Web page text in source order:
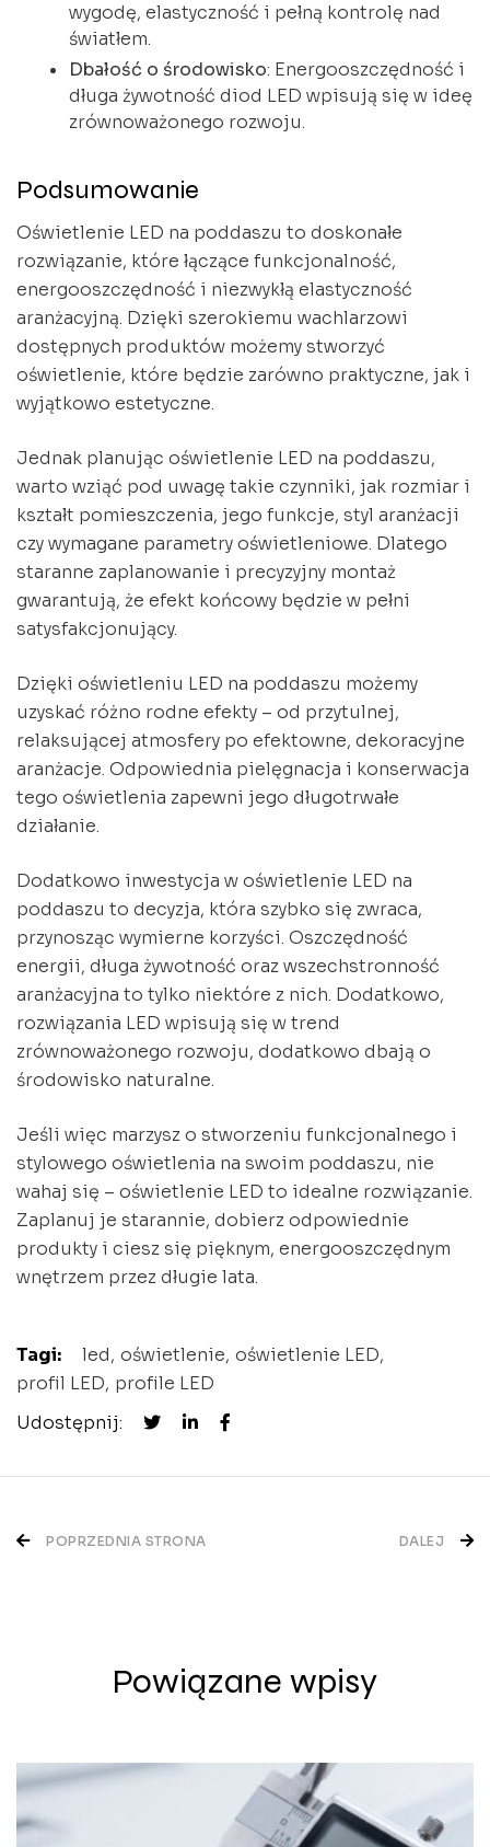
wygodę, elastyczność i pełną kontrolę nad
światłem.
Dbałość o środowisko: Energooszczędność i
długa żywotność diod LED wpisują się w ideę
zrównoważonego rozwoju.
Podsumowanie
Oświetlenie LED na poddaszu to doskonałe
rozwiązanie, które łączące funkcjonalność,
energooszczędność i niezwykłą elastyczność
aranżacyjną. Dzięki szerokiemu wachlarzowi
dostępnych produktów możemy stworzyć
oświetlenie, które będzie zarówno praktyczne, jak i
wyjątkowo estetyczne.
Jednak planując oświetlenie LED na poddaszu,
warto wziąć pod uwagę takie czynniki, jak rozmiar i
kształt pomieszczenia, jego funkcje, styl aranżacji
czy wymagane parametry oświetleniowe. Dlatego
staranne zaplanowanie i precyzyjny montaż
gwarantują, że efekt końcowy będzie w pełni
satysfakcjonujący.
Dzięki oświetleniu LED na poddaszu możemy
uzyskać różno rodne efekty – od przytulnej,
relaksującej atmosfery po efektowne, dekoracyjne
aranżacje. Odpowiednia pielęgnacja i konserwacja
tego oświetlenia zapewni jego długotrwałe
działanie.
Dodatkowo inwestycja w oświetlenie LED na
poddaszu to decyzja, która szybko się zwraca,
przynosząc wymierne korzyści. Oszczędność
energii, długa żywotność oraz wszechstronność
aranżacyjna to tylko niektóre z nich. Dodatkowo,
rozwiązania LED wpisują się w trend
zrównoważonego rozwoju, dodatkowo dbają o
środowisko naturalne.
Jeśli więc marzysz o stworzeniu funkcjonalnego i
stylowego oświetlenia na swoim poddaszu, nie
wahaj się – oświetlenie LED to idealne rozwiązanie.
Zaplanuj je starannie, dobierz odpowiednie
produkty i ciesz się pięknym, energooszczędnym
wnętrzem przez długie lata.
Tagi: led oświetlenie oświetlenie LED
profil LED profile LED
Udostępnij:
Nawigacja
POPRZEDNIA STRONA DALEJ
Powiązane wpisy